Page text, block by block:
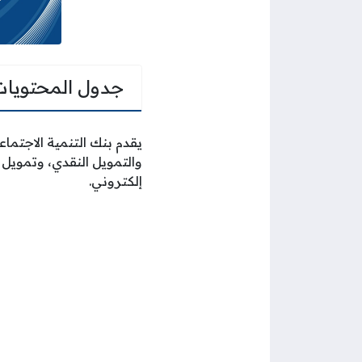
جدول
يقدم بنك التنمية
والتمويل النقدي،
إلكتروني.